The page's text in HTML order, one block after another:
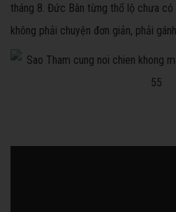
tháng 8. Đức Bân từng thổ lộ chưa có
không phải chuyện đơn giản, phải